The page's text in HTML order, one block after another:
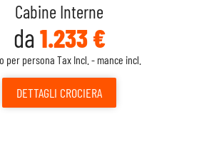
Cabine Interne
da 1.233 €
per persona Tax Incl. - mance incl.
DETTAGLI CROCIERA